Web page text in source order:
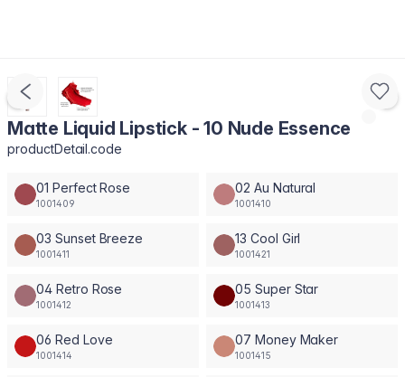
Matte Liquid Lipstick - 10 Nude Essence
productDetail.code
01 Perfect Rose
1001409
02 Au Natural
1001410
03 Sunset Breeze
1001411
13 Cool Girl
1001421
04 Retro Rose
1001412
05 Super Star
1001413
06 Red Love
1001414
07 Money Maker
1001415